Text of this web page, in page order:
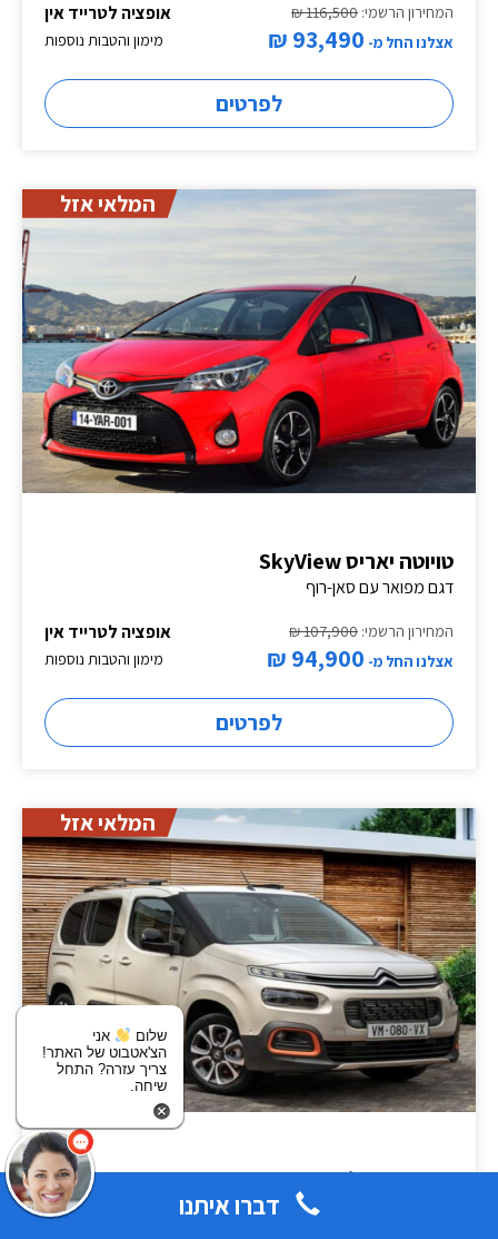
אופציה לטרייד אין
המחירון הרשמי: 116,500 ₪
מימון והטבות נוספות
אצלנו החל מ- 93,490 ₪
לפרטים
המלאי אזל
טויוטה יאריס SkyView
דגם מפואר עם סאן-רוף
אופציה לטרייד אין
המחירון הרשמי: 107,900 ₪
מימון והטבות נוספות
אצלנו החל מ- 94,900 ₪
לפרטים
המלאי אזל
סיטרואן ברלינגו 2020
דברו איתנו
שלום
אני
הצ'אטבוט של האתר!
צריך עזרה? התחל
שיחה.